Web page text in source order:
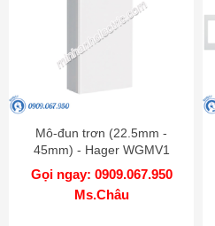
Mô-đun trơn (22.5mm -
45mm) - Hager WGMV1
Gọi ngay: 0909.067.950
Ms.Châu